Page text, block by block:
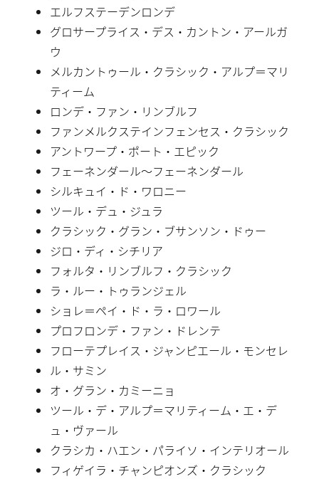
エルフステーデンロンデ
グロサープライス・デス・カントン・アールガ
ウ
メルカントゥール・クラシック・アルプ＝マリ
ティーム
ロンデ・ファン・リンブルフ
ファンメルクステインフェンセス・クラシック
アントワープ・ポート・エピック
フェーネンダール〜フェーネンダール
シルキュイ・ド・ワロニー
ツール・デュ・ジュラ
クラシック・グラン・ブサンソン・ドゥー
ジロ・ディ・シチリア
フォルタ・リンブルフ・クラシック
ラ・ルー・トゥランジェル
ショレ＝ペイ・ド・ラ・ロワール
プロフロンデ・ファン・ドレンテ
フローテプレイス・ジャンピエール・モンセレ
ル・サミン
オ・グラン・カミーニョ
ツール・デ・アルプ＝マリティーム・エ・デ
ュ・ヴァール
クラシカ・ハエン・パライソ・インテリオール
フィゲイラ・チャンピオンズ・クラシック